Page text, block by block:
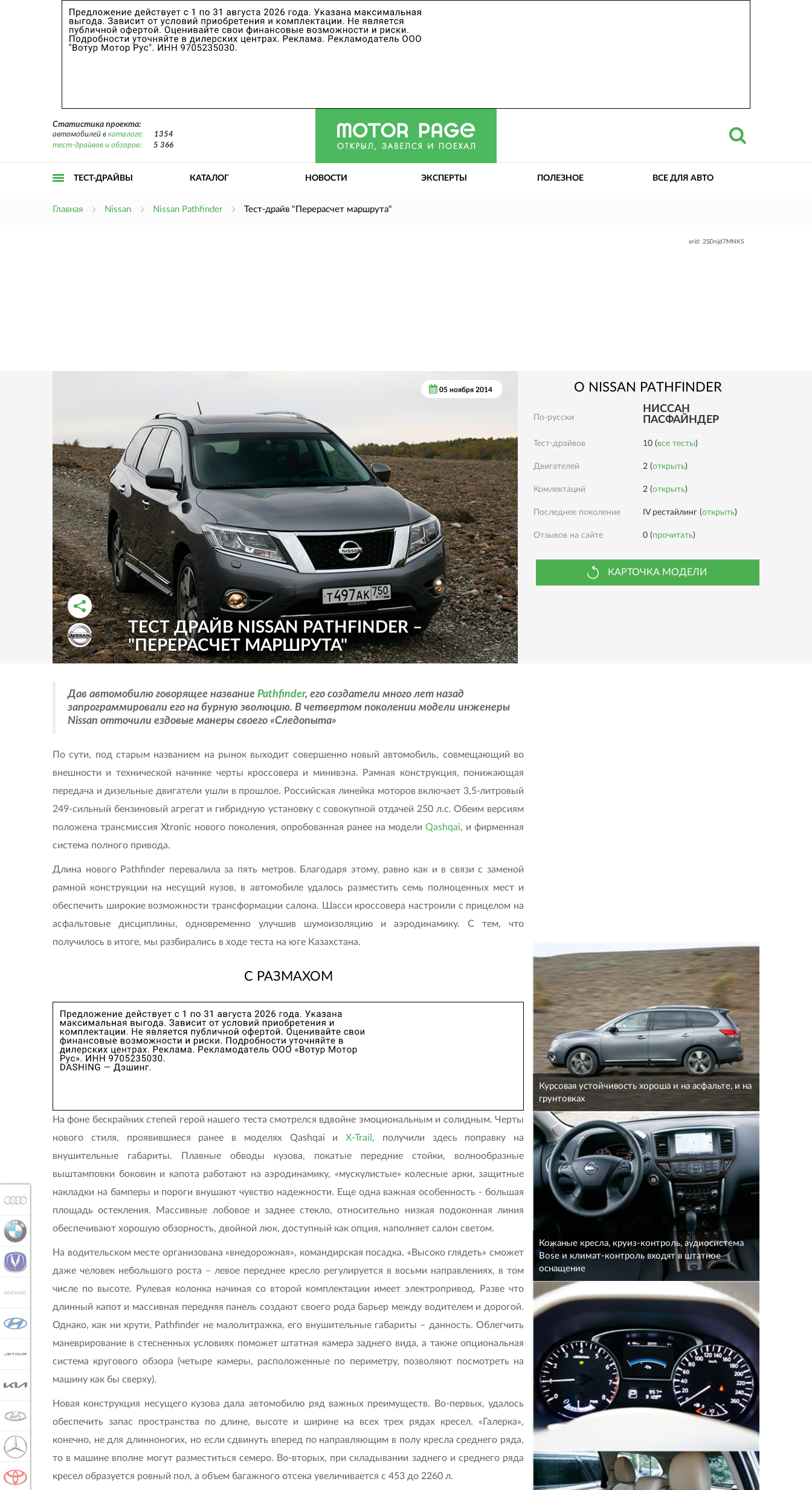
Статистика проекта:
автомобилей в каталоге:
1354
тест-драйвов и обзоров:
5 366
ТЕСТ-ДРАЙВЫ КАТАЛОГ НОВОСТИ ЭКСПЕРТЫ ПОЛЕЗНОЕ ВСЕ ДЛЯ АВТО
Главная Nissan Nissan Pathfinder Тест-драйв "Перерасчет маршрута"
erid: 2SDnjd7MNK5
ТЕСТ ДРАЙВ NISSAN PATHFINDER –
"ПЕРЕРАСЧЕТ МАРШРУТА"
05 ноября 2014
РАССКАЗАТЬ ВО ВКОНТАКТЕ
РАССКАЗАТЬ В ОДНОКЛАССНИКАХ
О NISSAN PATHFINDER
По-русски
НИССАН
ПАСФАЙНДЕР
Тест-драйвов 10 (все тесты)
Двигателей 2 (открыть)
Комлектаций 2 (открыть)
Последнее поколение IV рестайлинг (открыть)
Отзывов на сайте 0 (прочитать)
КАРТОЧКА МОДЕЛИ
Курсовая устойчивость хороша и на асфальте, и на
грунтовках
Кожаные кресла, круиз-контроль, аудиосистема
Bose и климат-контроль входят в штатное
оснащение
Дав автомобилю говорящее название Pathfinder, его создатели много лет назад
запрограммировали его на бурную эволюцию. В четвертом поколении модели инженеры
Nissan отточили ездовые манеры своего «Следопыта»
По сути, под старым названием на рынок выходит совершенно новый автомобиль, совмещающий во
внешности и технической начинке черты кроссовера и минивэна. Рамная конструкция, понижающая
передача и дизельные двигатели ушли в прошлое. Российская линейка моторов включает 3,5-литровый
249-сильный бензиновый агрегат и гибридную установку с совокупной отдачей 250 л.с. Обеим версиям
положена трансмиссия Xtronic нового поколения, опробованная ранее на модели Qashqai, и фирменная
система полного привода.
Длина нового Pathfinder перевалила за пять метров. Благодаря этому, равно как и в связи с заменой
рамной конструкции на несущий кузов, в автомобиле удалось разместить семь полноценных мест и
обеспечить широкие возможности трансформации салона. Шасси кроссовера настроили с прицелом на
асфальтовые дисциплины, одновременно улучшив шумоизоляцию и аэродинамику. С тем, что
получилось в итоге, мы разбирались в ходе теста на юге Казахстана.
С РАЗМАХОМ
На фоне бескрайних степей герой нашего теста смотрелся вдвойне эмоциональным и солидным. Черты
нового стиля, проявившиеся ранее в моделях Qashqai и X-Trail, получили здесь поправку на
внушительные габариты. Плавные обводы кузова, покатые передние стойки, волнообразные
выштамповки боковин и капота работают на аэродинамику, «мускулистые» колесные арки, защитные
накладки на бамперы и пороги внушают чувство надежности. Еще одна важная особенность - большая
площадь остекления. Массивные лобовое и заднее стекло, относительно низкая подоконная линия
обеспечивают хорошую обзорность, двойной люк, доступный как опция, наполняет салон светом.
На водительском месте организована «внедорожная», командирская посадка. «Высоко глядеть» сможет
даже человек небольшого роста – левое переднее кресло регулируется в восьми направлениях, в том
числе по высоте. Рулевая колонка начиная со второй комплектации имеет электропривод. Разве что
длинный капот и массивная передняя панель создают своего рода барьер между водителем и дорогой.
Однако, как ни крути, Pathfinder не малолитражка, его внушительные габариты – данность. Облегчить
маневрирование в стесненных условиях поможет штатная камера заднего вида, а также опциональная
система кругового обзора (четыре камеры, расположенные по периметру, позволяют посмотреть на
машину как бы сверху).
Новая конструкция несущего кузова дала автомобилю ряд важных преимуществ. Во-первых, удалось
обеспечить запас пространства по длине, высоте и ширине на всех трех рядах кресел. «Галерка»,
конечно, не для длинноногих, но если сдвинуть вперед по направляющим в полу кресла среднего ряда,
то в машине вполне могут разместиться семеро. Во-вторых, при складывании заднего и среднего ряда
кресел образуется ровный пол, а объем багажного отсека увеличивается с 453 до 2260 л.
BMW
HAVAL
HYUNDAI
MERCEDES-BENZ
TOYOTA